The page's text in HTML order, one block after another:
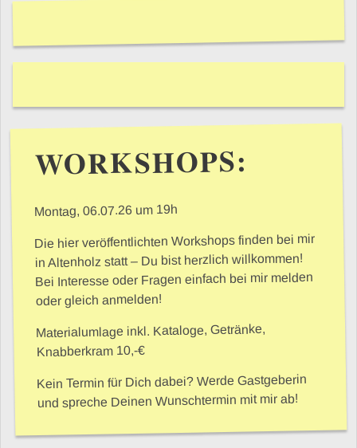
WORKSHOPS:
Montag, 06.07.26 um 19h
Die hier veröffentlichten Workshops finden bei mir
in Altenholz statt – Du bist herzlich willkommen!
Bei Interesse oder Fragen einfach bei mir melden
oder gleich anmelden!
Materialumlage inkl. Kataloge, Getränke,
Knabberkram 10,-€
Kein Termin für Dich dabei? Werde Gastgeberin
und spreche Deinen Wunschtermin mit mir ab!